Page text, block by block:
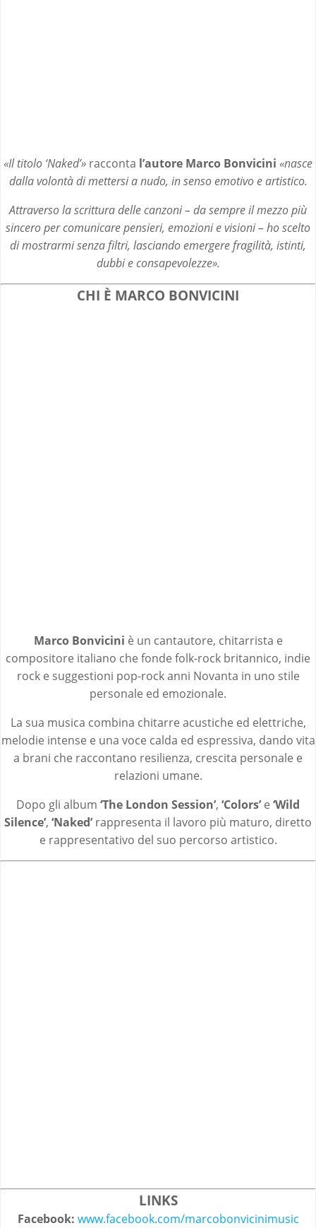
«Il titolo ‘Naked’» racconta l’autore Marco Bonvicini «nasce
dalla volontà di mettersi a nudo, in senso emotivo e artistico.
Attraverso la scrittura delle canzoni – da sempre il mezzo più
sincero per comunicare pensieri, emozioni e visioni – ho scelto
di mostrarmi senza filtri, lasciando emergere fragilità, istinti,
dubbi e consapevolezze».
CHI È MARCO BONVICINI
Marco Bonvicini è un cantautore, chitarrista e
compositore italiano che fonde folk-rock britannico, indie
rock e suggestioni pop-rock anni Novanta in uno stile
personale ed emozionale.
La sua musica combina chitarre acustiche ed elettriche,
melodie intense e una voce calda ed espressiva, dando vita
a brani che raccontano resilienza, crescita personale e
relazioni umane.
Dopo gli album ‘The London Session’, ‘Colors’e ‘Wild
Silence’, ‘Naked’rappresenta il lavoro più maturo, diretto
e rappresentativo del suo percorso artistico.
LINKS
Facebook: www.facebook.com/marcobonvicinimusic